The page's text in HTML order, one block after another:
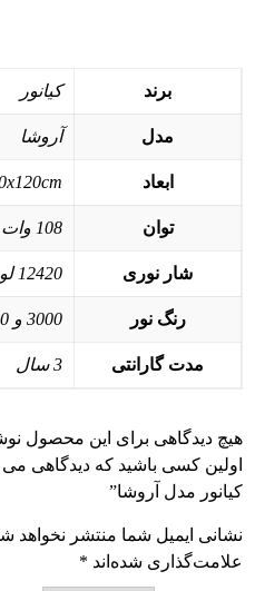
برند کیانور
مدل آروشا
ابعاد
توان 108 وات
شار نوری 12420 لومن
رنگ نور 3000 و 4000 و 6500 کلوین
مدت گارانتی 3 سال
هیچ دیدگاهی برای این محصول
کیانور مدل آروشا”
نشانی ایمیل شما منتشر نخواهد
علامت‌گذاری شده‌اند *